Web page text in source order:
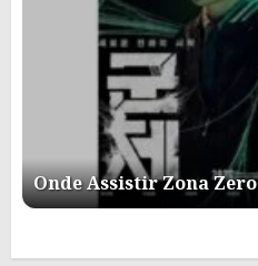
Onde Assistir Zona Zero